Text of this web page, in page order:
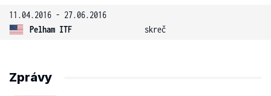
11.04.2016 - 27.06.2016
Pelham ITF
skreč
Zprávy